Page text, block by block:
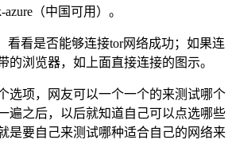
（中国可用）。
看看是否能够连接tor网络成功；如果连
的浏览器，如上面直接连接的图示。
选项，网友可以一个一个的来测试哪个
遍之后，以后就知道自己可以点选哪些
是要自己来测试哪种适合自己的网络来